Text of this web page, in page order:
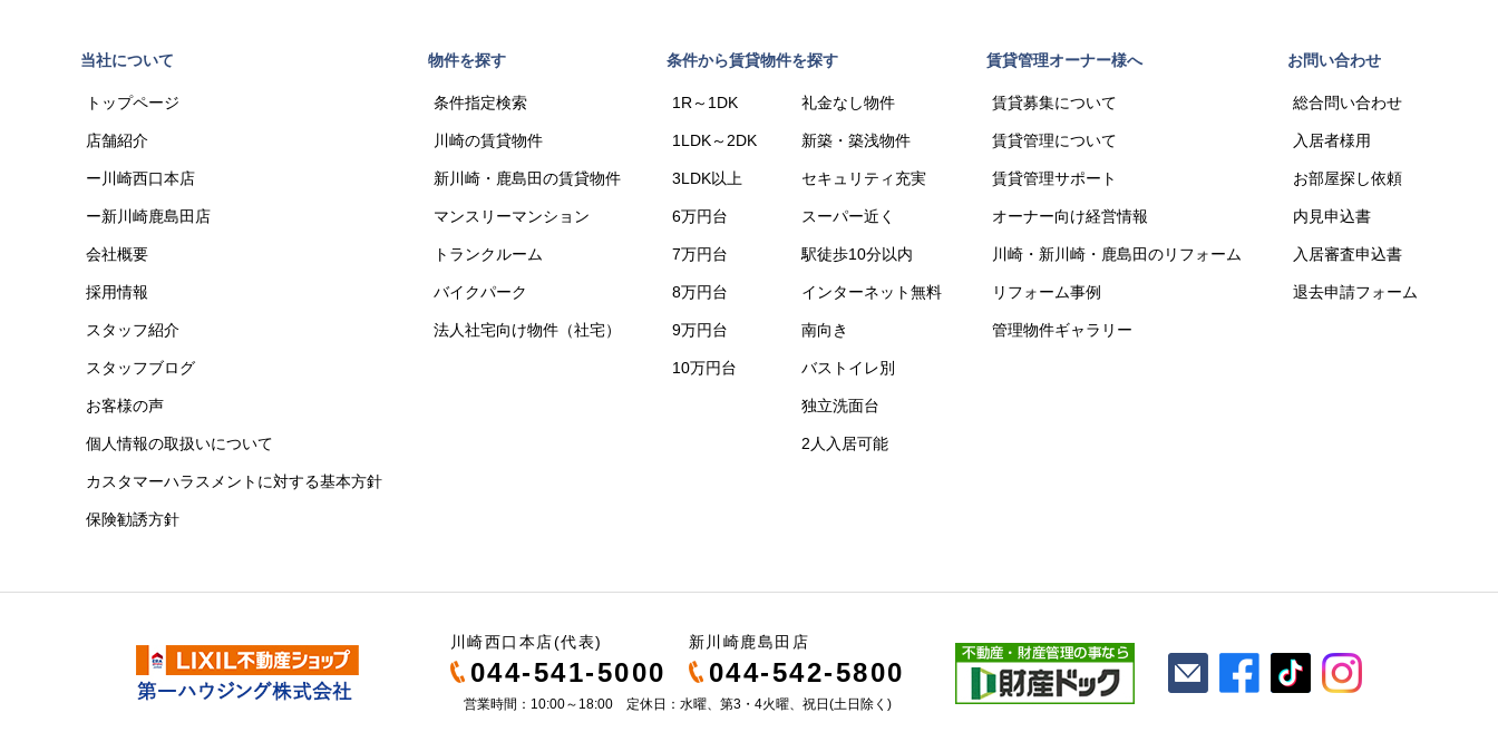
当社について
トップページ
店舗紹介
ー川崎西口本店
ー新川崎鹿島田店
会社概要
採用情報
スタッフ紹介
スタッフブログ
お客様の声
個人情報の取扱いについて
カスタマーハラスメントに対する基本方針
保険勧誘方針
物件を探す
条件指定検索
川崎の賃貸物件
新川崎・鹿島田の賃貸物件
マンスリーマンション
トランクルーム
バイクパーク
法人社宅向け物件（社宅）
条件から賃貸物件を探す
1R～1DK
1LDK～2DK
3LDK以上
6万円台
7万円台
8万円台
9万円台
10万円台
礼金なし物件
新築・築浅物件
セキュリティ充実
スーパー近く
駅徒歩10分以内
インターネット無料
南向き
バストイレ別
独立洗面台
2人入居可能
賃貸管理オーナー様へ
賃貸募集について
賃貸管理について
賃貸管理サポート
オーナー向け経営情報
川崎・新川崎・鹿島田のリフォーム
リフォーム事例
管理物件ギャラリー
お問い合わせ
総合問い合わせ
入居者様用
お部屋探し依頼
内見申込書
入居審査申込書
退去申請フォーム
川崎西口本店(代表)
044-541-5000
新川崎鹿島田店
044-542-5800
営業時間：10:00～18:00 定休日：水曜、第3・4火曜、祝日(土日除く)